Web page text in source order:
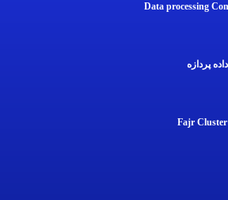
Data processing
پردازه
Fajr